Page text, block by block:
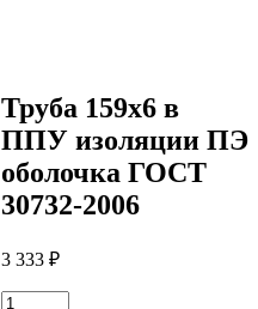
Труба 159х6 в
ППУ изоляции ПЭ
оболочка ГОСТ
30732-2006
3 333 ₽